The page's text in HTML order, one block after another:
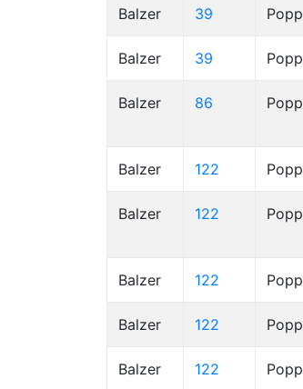
Balzer 39 Popp
Balzer 39 Popp
Balzer 86 Popp
Balzer 122 Popp
Balzer 122 Popp
Balzer 122 Popp
Balzer 122 Popp
Balzer 122 Popp